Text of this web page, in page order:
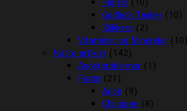
Fløjter (10)
Godbids Tasker (10)
Klikkere (2)
Vitaminer og Mineraler (10)
Katte artikler (142)
Angstproblemer (1)
Foder (21)
Arion (9)
Chicopee (8)